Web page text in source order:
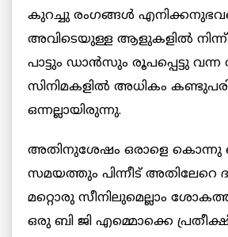
കുറച്ചു രംഗങ്ങൾ
അവിടെയുള്ള ആളുകളിൽ
പാട്ടും ഡാൻസും രൂപപ്പെട്ടു
സിനിമകളിൽ അധികം
ഒന്നല്ലായിരുന്നു.
അതിനുശേഷം ഒരാളെ കൊന്നു
സമയത്തും പിന്നീട് അതിലേറെ
മറ്റൊരു സീനിലുമെല്ലാം
ഒരു ബി ജി എമ്മൊക്കെ